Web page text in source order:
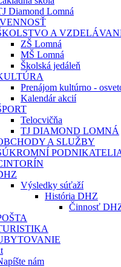
Diamond Lomná
A
ZŠ Lomná
MŠ Lomná
Školská jedáleň
Prenájom kultúrno -
Kalendár akcií
Telocvičňa
TJ DIAMOND LOMNÁ
A SLUŽBY
Výsledky súťaží
História DHZ
Činnosť
nám